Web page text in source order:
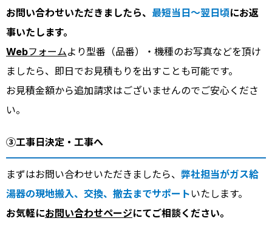
お問い合わせいただきましたら、 最短当日～翌日頃にお返
事いたします。
Webフォームより型番（品番）・機種のお写真などを頂け
ましたら、即日でお見積もりを出すことも可能です。
お見積金額から追加請求はございませんのでご安心くださ
い。
③工事日決定・工事へ
まずはお問い合わせいただきましたら、 弊社担当がガス給
湯器の現地搬入、交換、撤去までサポート いたします。
お気軽にお問い合わせページにてご相談ください。